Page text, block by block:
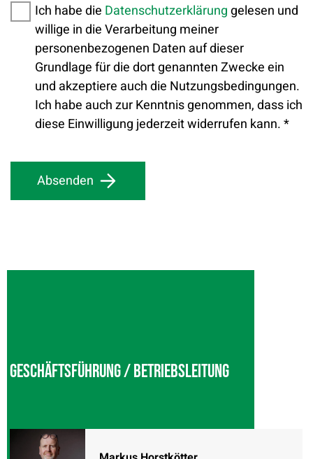
Ich habe die Datenschutzerklärunggelesen und
willige in die Verarbeitung meiner
personenbezogenen Daten auf dieser
Grundlage für die dort genannten Zwecke ein
und akzeptiere auch die Nutzungsbedingungen.
Ich habe auch zur Kenntnis genommen, dass ich
diese Einwilligung jederzeit widerrufen kann.*
Absenden
Geschäftsführung / Betriebsleitung